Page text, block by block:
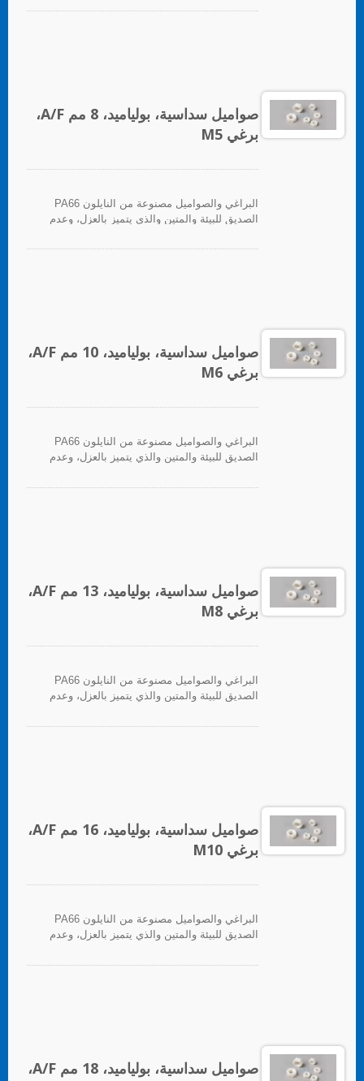
صواميل سداسية، بولياميد، 8 مم A/F،
برغي M5
البراغي والصواميل مصنوعة من النايلون PA66
الصديق للبيئة والمتين والذي يتميز بالعزل، وعدم
صواميل سداسية، بولياميد، 10 مم A/F،
برغي M6
البراغي والصواميل مصنوعة من النايلون PA66
الصديق للبيئة والمتين والذي يتميز بالعزل، وعدم
صواميل سداسية، بولياميد، 13 مم A/F،
برغي M8
البراغي والصواميل مصنوعة من النايلون PA66
الصديق للبيئة والمتين والذي يتميز بالعزل، وعدم
صواميل سداسية، بولياميد، 16 مم A/F،
برغي M10
البراغي والصواميل مصنوعة من النايلون PA66
الصديق للبيئة والمتين والذي يتميز بالعزل، وعدم
صواميل سداسية، بولياميد، 18 مم A/F،